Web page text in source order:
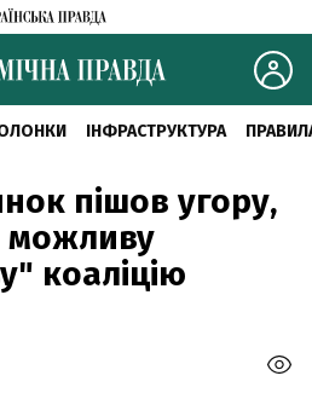
ІНФРАСТРУКТУРА
пішов угору,
можливу
коаліцію